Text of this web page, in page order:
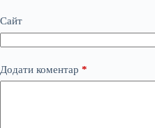
Сайт
Додати коментар *